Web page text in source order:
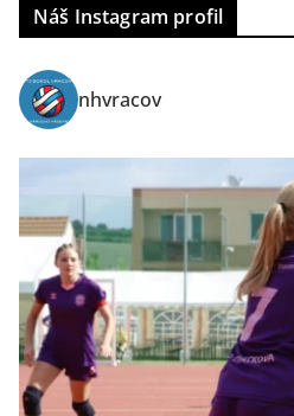
Náš Instagram profil
nhvracov